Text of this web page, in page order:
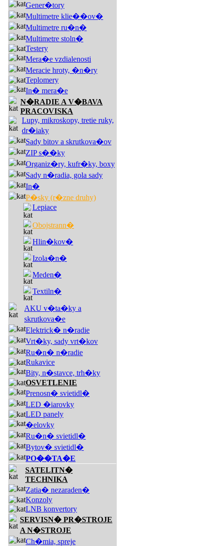
Gener�tory
Multimetre klie��ov�
Multimetre ru�n�
Multimetre stoln�
Testery
Mera�e vzdialenosti
Meracie hroty, �n�ry
Teplomery
In� mera�e
N�RADIE A V�BAVA
PRACOVISKA
Lupy, mikroskopy, tretie ruky,
dr�iaky
Sady bitov a skrutkova�ov
ZIP s��ky
Organiz�ry, kufr�ky, boxy
Sady n�radia, gola sady
In�
P�sky (r�zne druhy)
Lepiace
Obojstrann�
Hlin�kov�
Izola�n�
Meden�
Textiln�
AKU v�ta�ky a
skrutkova�e
Elektrick� n�radie
Vrt�ky, sady vrt�kov
Ru�n� n�radie
Rukavice
Bity, n�stavce, trh�ky
OSVETLENIE
Prenosn� svietidl�
LED �iarovky
LED panely
�elovky
Ru�n� svietidl�
Bytov� svietidl�
PO��TA�E
SATELITN�
TECHNIKA
Zatia� nezaraden�
Konzoly
LNB konvertory
SERVISN� PR�STROJE
A N�STROJE
Ch�mia, spreje